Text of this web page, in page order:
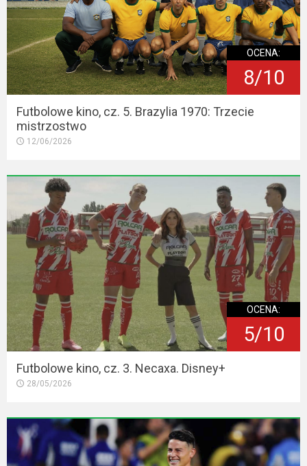
OCENA:
8/10
Futbolowe kino, cz. 5. Brazylia 1970: Trzecie
mistrzostwo
12/06/2026
OCENA:
5/10
Futbolowe kino, cz. 3. Necaxa. Disney+
28/05/2026